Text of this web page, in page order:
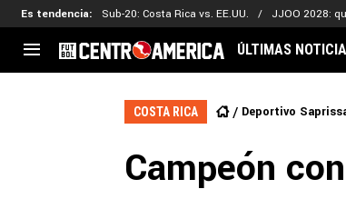
Es tendencia: Sub-20: Costa Rica vs. EE.UU. JJOO 2028:
CENTROAMÉRICA
CONCACAF
Liga de Naciones
Eliminatorias
ÚLTIMAS
COSTA RICA Deportivo
Campeón